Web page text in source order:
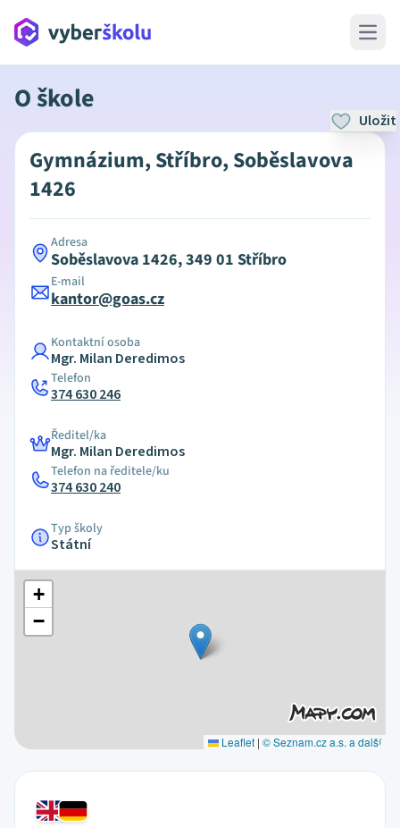
Open
O škole
Uložit
Gymnázium, Stříbro, Soběslavova
1426
Adresa
Soběslavova 1426, 349 01 Stříbro
E-mail
kantor@goas.cz
Kontaktní osoba
Mgr. Milan Deredimos
Telefon
374 630 246
Ředitel/ka
Mgr. Milan Deredimos
Telefon na ředitele/ku
374 630 240
Typ školy
Státní
+
−
Leaflet | © Seznam.cz a.s. a další